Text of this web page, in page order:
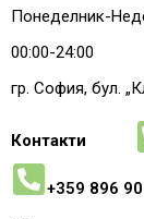
Понеделник-
00:00-24:00
гр. София, бул.
Контакти
+359 896